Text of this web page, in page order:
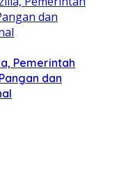
Pemerintah
dan